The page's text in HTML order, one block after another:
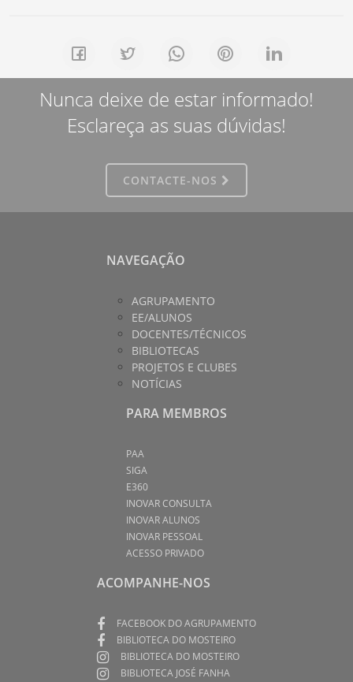
Nunca deixe de estar informado!
Esclareça as suas dúvidas!
CONTACTE-NOS
NAVEGAÇÃO
AGRUPAMENTO
EE/ALUNOS
DOCENTES/TÉCNICOS
BIBLIOTECAS
PROJETOS E CLUBES
NOTÍCIAS
PARA MEMBROS
PAA
SIGA
E360
INOVAR CONSULTA
INOVAR ALUNOS
INOVAR PESSOAL
ACESSO PRIVADO
ACOMPANHE-NOS
FACEBOOK DO AGRUPAMENTO
BIBLIOTECA DO MOSTEIRO
BIBLIOTECA DO MOSTEIRO
BIBLIOTECA JOSÉ FANHA